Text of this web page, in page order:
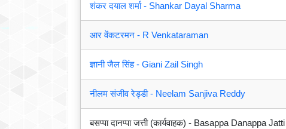
शंकर दयाल शर्मा - Shankar Dayal Sharma
आर वेंकटरमन - R Venkataraman
ज्ञानी जैल सिंह - Giani Zail Singh
नीलम संजीव रेड्डी - Neelam Sanjiva Reddy
बसप्पा दानप्पा जत्ती (कार्यवाहक) - Basappa Danappa Jatti